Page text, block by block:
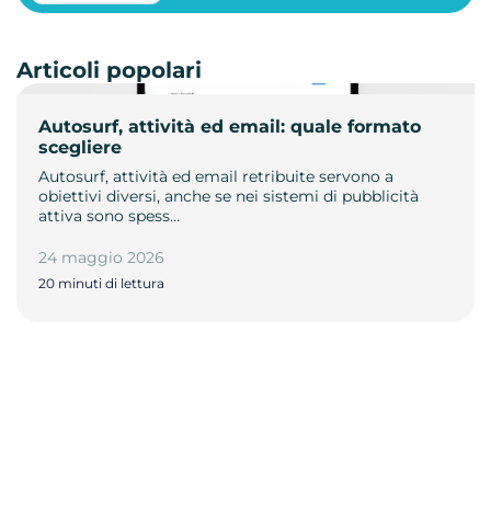
Autosurf, attività ed email: quale formato
scegliere
Autosurf, attività ed email retribuite servono a
obiettivi diversi, anche se nei sistemi di pubblicità
attiva sono spess…
24 maggio 2026
20 minuti di lettura
Articoli popolari